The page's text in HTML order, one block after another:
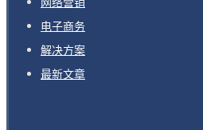
电子商务
解决方案
最新文章